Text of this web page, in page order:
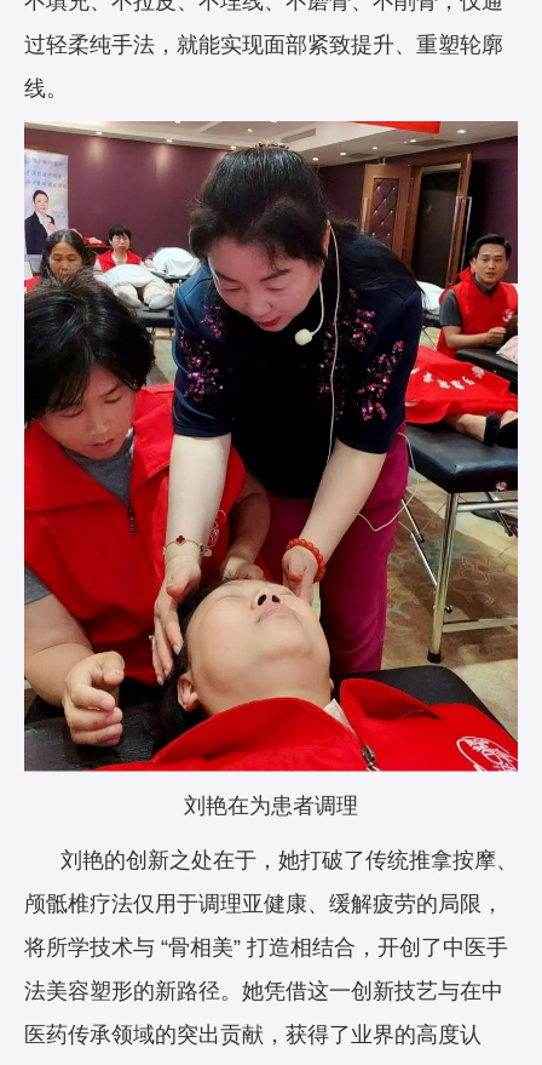
过轻柔纯手法，就能实现面部紧致提升、重塑轮廓
线。
刘艳在为患者调理
刘艳的创新之处在于，她打破了传统推拿按摩、
颅骶椎疗法仅用于调理亚健康、缓解疲劳的局限，
将所学技术与 “骨相美” 打造相结合，开创了中医手
法美容塑形的新路径。她凭借这一创新技艺与在中
医药传承领域的突出贡献，获得了业界的高度认